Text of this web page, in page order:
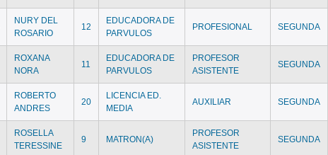
NURY DEL
ROSARIO
12
EDUCADORA DE
PARVULOS
PROFESIONAL SEGUNDA
ROXANA
NORA
11
EDUCADORA DE
PARVULOS
PROFESOR
ASISTENTE
SEGUNDA
ROBERTO
ANDRES
20
LICENCIA ED.
MEDIA
AUXILIAR SEGUNDA
ROSELLA
TERESSINE
9 MATRON(A)
PROFESOR
ASISTENTE
SEGUNDA